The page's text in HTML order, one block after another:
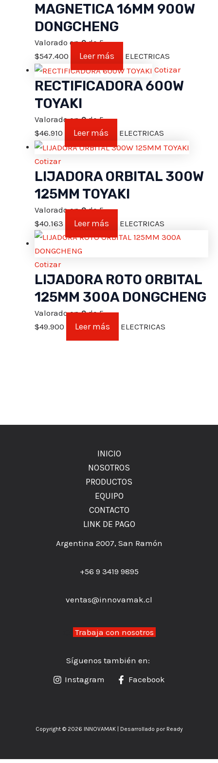
MAGNETICA 16MM 900W
DONGCHENG
Valorado en0de 5
$547.400 Leer más
ELECTRICAS
Cotizar
RECTIFICADORA 600W
TOYAKI
Valorado en0de 5
$46.910 Leer más ELECTRICAS
Cotizar
LIJADORA ORBITAL 300W
125MM TOYAKI
Valorado en0de 5
$40.163 Leer más ELECTRICAS
Cotizar
LIJADORA ROTO ORBITAL
125MM 300A DONGCHENG
Valorado en0de 5
$49.900 Leer más ELECTRICAS
INICIO
NOSOTROS
PRODUCTOS
EQUIPO
CONTACTO
LINK DE PAGO
Argentina 2007, San Ramón
+56 9 3419 9895
ventas@innovamak.cl
Trabaja con nosotros
Síguenos también en:
Instagram
Facebook
Copyright © 2026 INNOVAMAK | Desarrollado por Ready